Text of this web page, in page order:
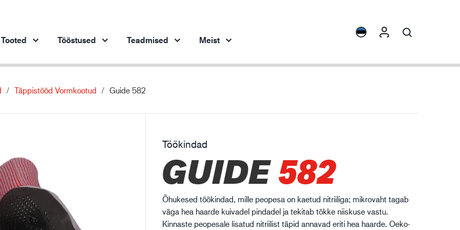
Tooted
Masinaehitus
Nafta- ja gaasitööstus
Ehitustööstus
Logistika
SPARX™
XLNT™
Tööstused Teadmised Meist
Täppistööd Vormkootud Guide 582
Töökindad
GUIDE582
Õhukesed töökindad, mille peopesa on kaetud nitriiliga; mikrovaht tagab
väga hea haarde kuivadel pindadel ja tekitab tõkke niiskuse vastu.
Kinnaste peopesale lisatud nitriilist täpid annavad eriti hea haarde. Oeko-